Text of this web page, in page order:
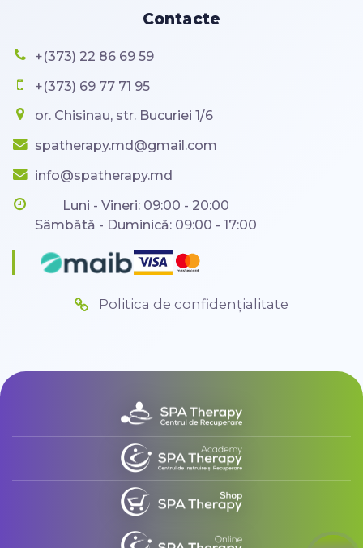
Contacte
+(373) 22 86 69 59
+(373) 69 77 71 95
or. Chisinau, str. Bucuriei 1/6
spatherapy.md@gmail.com
info@spatherapy.md
Luni - Vineri: 09:00 - 20:00
Sâmbătă - Duminică: 09:00 - 17:00
Politica de confidențialitate